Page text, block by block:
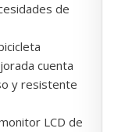
de
cuenta
y resistente
LCD de